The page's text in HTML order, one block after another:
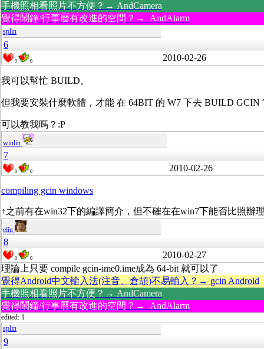
手機照相看照片不方便？→ AndCamera
覺得鬧鐘/行事曆有改進的空間？→ AndAlarm
splin
6
0 0 2010-02-26
我可以幫忙 BUILD。
但我要安裝什麼軟體，才能 在 64BIT 的 W7 下去 BUILD GCIN
可以教我嗎？:P
winlin
7
0 0 2010-02-26
compiling gcin windows
↑之前有在win32下的編譯簡介，但不確在在win7下能否比照辦
eliu
8
0 0
2010-02-27
理論上只要 compile gcin-ime0.ime成為 64-bit 就可以了
覺得Android中文輸入法(注音、倉頡)不易輸入？→ gcin Android
手機照相看照片不方便？→ AndCamera
覺得鬧鐘/行事曆有改進的空間？→ AndAlarm
edited: 1
splin
9